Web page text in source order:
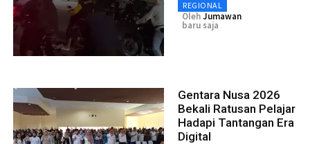
REGIONAL
OlehJumawan
baru saja
Gentara Nusa 2026
Bekali Ratusan Pelajar
Hadapi Tantangan Era
Digital